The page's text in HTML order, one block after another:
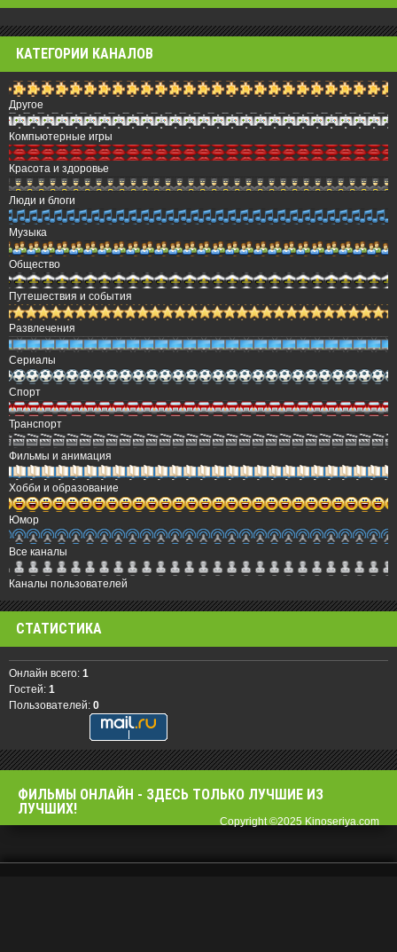
КАТЕГОРИИ КАНАЛОВ
Другое
Компьютерные игры
Красота и здоровье
Люди и блоги
Музыка
Общество
Путешествия и события
Развлечения
Сериалы
Спорт
Транспорт
Фильмы и анимация
Хобби и образование
Юмор
Все каналы
Каналы пользователей
СТАТИСТИКА
Онлайн всего: 1
Гостей: 1
Пользователей: 0
ФИЛЬМЫ OНЛАЙН - ЗДЕСЬ ТОЛЬКО ЛУЧШИЕ ИЗ
ЛУЧШИХ!
Copyright ©2025 Kinoseriya.com